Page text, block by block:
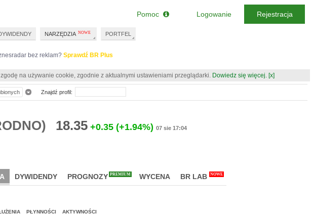
bez reklam? Sprawdź BR Plus
na używanie cookie, zgodnie z aktualnymi ustawieniami przeglądarki. Dowiedz się więcej. [x]
18.35 +0.35 (+1.94%) 07 sie 17:04
DYWIDENDY PROGNOZY PREMIUM WYCENA BR LAB NOWE
PŁYNNOŚCI AKTYWNOŚCI
Znajdź profil:
NARZĘDZIA PORTFEL
Pomoc Logowanie Rejestracja